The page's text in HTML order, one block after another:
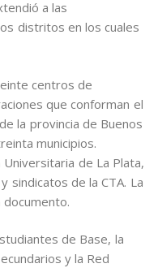
a las
distritos en los cuales
centros de
que conforman el
la provincia de Buenos
municipios.
de La Plata,
sindicatos de la CTA. La
documento.
de Base, la
y la Red